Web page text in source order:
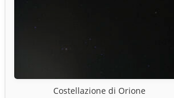
Costellazione di Orione